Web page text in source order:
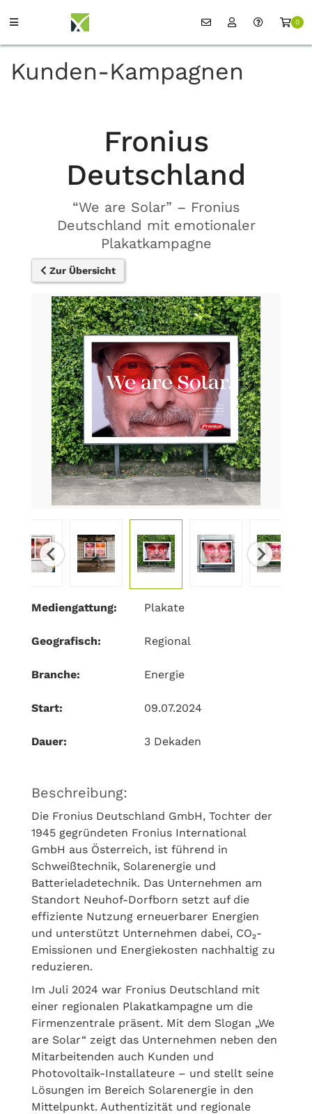
0
Kunden-Kampagnen
Fronius
Deutschland
“We are Solar” – Fronius
Deutschland mit emotionaler
Plakatkampagne
Zur Übersicht
Mediengattung: Plakate
Geografisch: Regional
Branche: Energie
Start: 09.07.2024
Dauer: 3 Dekaden
Beschreibung:
Die Fronius Deutschland GmbH, Tochter der
1945 gegründeten Fronius International
GmbH aus Österreich, ist führend in
Schweißtechnik, Solarenergie und
Batterieladetechnik. Das Unternehmen am
Standort Neuhof-Dorfborn setzt auf die
effiziente Nutzung erneuerbarer Energien
und unterstützt Unternehmen dabei, CO₂-
Emissionen und Energiekosten nachhaltig zu
reduzieren.
Im Juli 2024 war Fronius Deutschland mit
einer regionalen Plakatkampagne um die
Firmenzentrale präsent. Mit dem Slogan „We
are Solar“ zeigt das Unternehmen neben den
Mitarbeitenden auch Kunden und
Photovoltaik-Installateure – und stellt seine
Lösungen im Bereich Solarenergie in den
Mittelpunkt. Authentizität und regionale